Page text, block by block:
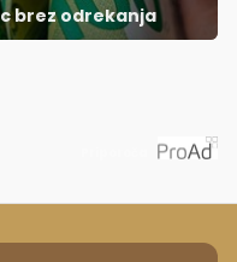
brez odrekanja